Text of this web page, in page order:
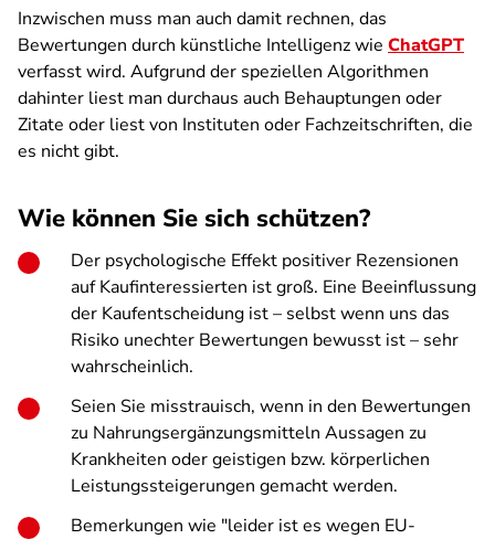
Inzwischen muss man auch damit rechnen, das
Bewertungen durch künstliche Intelligenz wie ChatGPT
verfasst wird. Aufgrund der speziellen Algorithmen
dahinter liest man durchaus auch Behauptungen oder
Zitate oder liest von Instituten oder Fachzeitschriften, die
es nicht gibt.
Wie können Sie sich schützen?
Der psychologische Effekt positiver Rezensionen
auf Kaufinteressierten ist groß. Eine Beeinflussung
der Kaufentscheidung ist – selbst wenn uns das
Risiko unechter Bewertungen bewusst ist – sehr
wahrscheinlich.
Seien Sie misstrauisch, wenn in den Bewertungen
zu Nahrungsergänzungsmitteln Aussagen zu
Krankheiten oder geistigen bzw. körperlichen
Leistungssteigerungen gemacht werden.
Bemerkungen wie "leider ist es wegen EU-